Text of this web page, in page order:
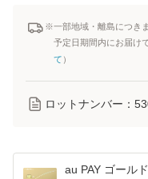
※一部地域・離島につき
予定日期間内にお届け
て ）
ロットナンバー：
au PAY ゴール